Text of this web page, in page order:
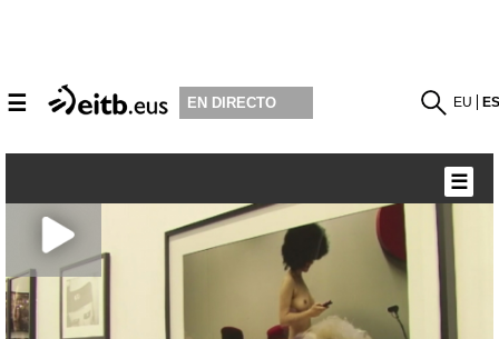
☰ EN DIRECTO EU
☰